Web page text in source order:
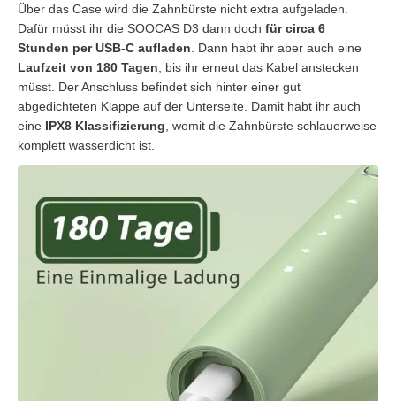
Über das Case wird die Zahnbürste nicht extra aufgeladen.
Dafür müsst ihr die SOOCAS D3 dann doch für circa 6
Stunden per USB-C aufladen . Dann habt ihr aber auch eine
Laufzeit von 180 Tagen , bis ihr erneut das Kabel anstecken
müsst. Der Anschluss befindet sich hinter einer gut
abgedichteten Klappe auf der Unterseite. Damit habt ihr auch
eine IPX8 Klassifizierung , womit die Zahnbürste schlauerweise
komplett wasserdicht ist.